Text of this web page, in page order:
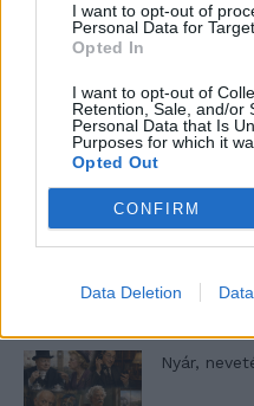
I want to opt-out of
Personal Data for
Opted In
I want to opt-out of
Retention, Sale, and/or
Personal Data that Is
Purposes for which it
Opted Out
CONFIRM
Data Deletion
Elyna
Woody
A világ
Nyár,